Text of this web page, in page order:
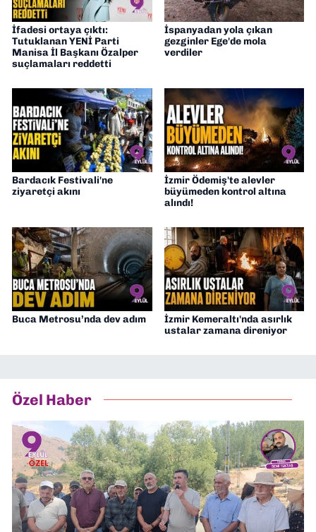
İfadesi ortaya çıktı:
Tutuklanan YENİ Parti
Manisa İl Başkanı Özalper
suçlamaları reddetti
İspanyadan yola çıkan
gezginler Ege'de mola
verdiler
Bardacık Festivali'ne
ziyaretçi akını
İzmir Ödemiş'te alevler
büyümeden kontrol altına
alındı!
Buca Metrosu’nda dev adım
İzmir Kemeraltı'nda asırlık
ustalar zamana direniyor
Özel Haber